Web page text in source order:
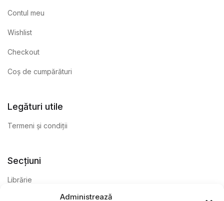
Administrează
Contul meu
Wishlist
Checkout
Coș de cumpărături
Legături utile
Termeni și condiții
Secțiuni
Librărie